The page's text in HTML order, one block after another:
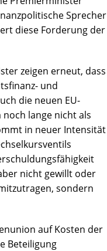
Sprecher
diese Forderung der
zeigen erneut, dass
und
die neuen EU-
lange nicht als
in neuer Intensität
nicht gewillt oder
sondern
auf Kosten der
Beteiligung